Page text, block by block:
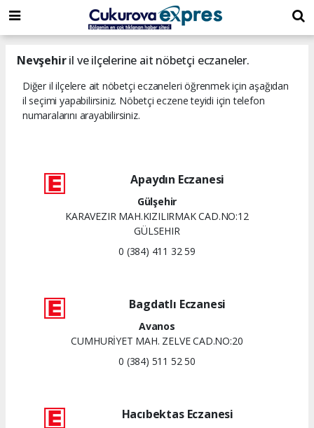
dini
chat
islami
chat
islami
sohbetler
Nevşehiril ve ilçelerine ait nöbetçi eczaneler.
Diğer il ilçelere ait nöbetçi eczaneleri öğrenmek için aşağıdan
il seçimi yapabilirsiniz. Nöbetçi eczene teyidi için telefon
numaralarını arayabilirsiniz.
Apaydın Eczanesi
Gülşehir
KARAVEZIR MAH.KIZILIRMAK CAD.NO:12
GÜLSEHIR
0 (384) 411 32 59
Bagdatlı Eczanesi
Avanos
CUMHURİYET MAH. ZELVE CAD.NO:20
0 (384) 511 52 50
Hacıbektas Eczanesi